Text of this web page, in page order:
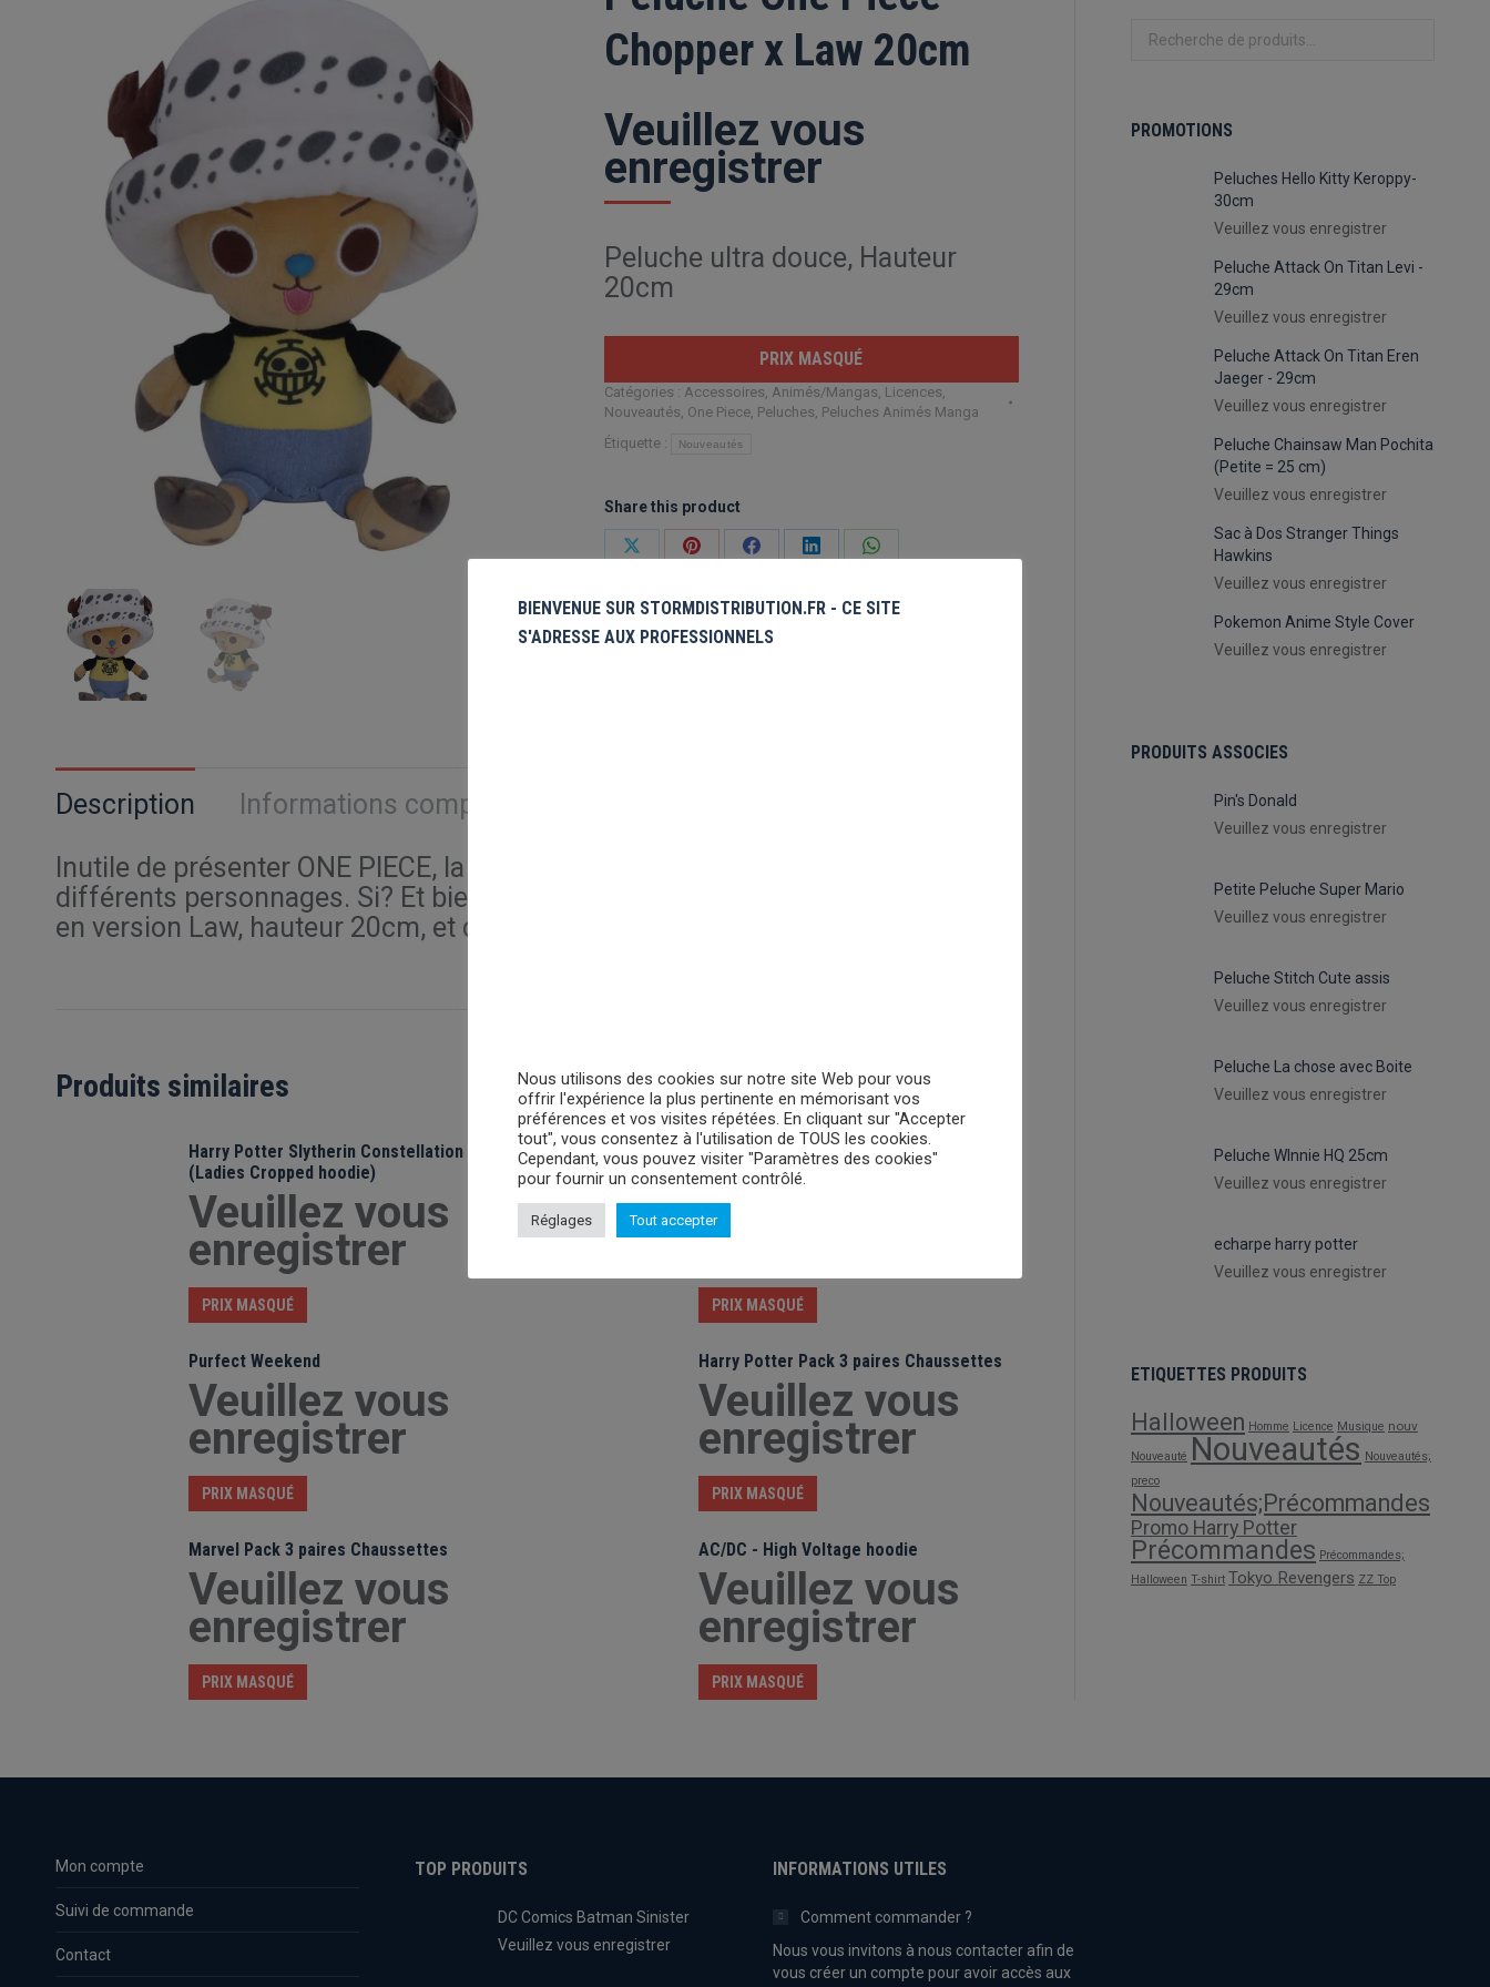
Chopper x Law 20cm
Veuillez vous
enregistrer
Peluche ultra douce, Hauteur
20cm
PRIX MASQUÉ
Catégories : Accessoires, Animés/Mangas, Licences,
Nouveautés, One Piece, Peluches, Peluches Animés Manga
Étiquette :
Nouveautés
Share this product
Partager
X
Partager
Pinterest
Partager
Facebook
PartagerPartager
Description Informations complémentaires
Inutile de présenter ONE PIECE, la licence star du manga, ainsi que ses
différents personnages. Si? Et bien voici une peluche de du fameux Chopper,
en version Law, hauteur 20cm, et de très belle facture!
Produits similaires
Harry Potter Slytherin Constellation
(Ladies Cropped hoodie)
Veuillez vous
enregistrer
PRIX MASQUÉ
Harry Potter Gryffindor Constellation
(Cropped Sweat)
Veuillez vous
enregistrer
PRIX MASQUÉ
Purfect Weekend
Veuillez vous
enregistrer
PRIX MASQUÉ
Harry Potter Pack 3 paires Chaussettes
Veuillez vous
enregistrer
PRIX MASQUÉ
Marvel Pack 3 paires Chaussettes
Veuillez vous
enregistrer
PRIX MASQUÉ
AC/DC - High Voltage hoodie
Veuillez vous
enregistrer
PRIX MASQUÉ
PROMOTIONS
Peluches Hello Kitty Keroppy-
30cm
Veuillez vous enregistrer
Peluche Attack On Titan Levi -
29cm
Veuillez vous enregistrer
Peluche Attack On Titan Eren
Jaeger - 29cm
Veuillez vous enregistrer
Peluche Chainsaw Man Pochita
(Petite = 25 cm)
Veuillez vous enregistrer
Sac à Dos Stranger Things
Hawkins
Veuillez vous enregistrer
Pokemon Anime Style Cover
Veuillez vous enregistrer
PRODUITS ASSOCIES
Pin's Donald
Veuillez vous enregistrer
Petite Peluche Super Mario
Veuillez vous enregistrer
Peluche Stitch Cute assis
Veuillez vous enregistrer
Peluche La chose avec Boite
Veuillez vous enregistrer
Peluche WInnie HQ 25cm
Veuillez vous enregistrer
echarpe harry potter
Veuillez vous enregistrer
ETIQUETTES PRODUITS
Halloween Homme Licence Musique nouv
Nouveauté Nouveautés Nouveautés;
preco
Nouveautés;Précommandes
Promo Harry Potter
Précommandes Précommandes;
Halloween T-shirt Tokyo Revengers ZZ Top
Mon compte
Suivi de commande
Contact
TOP PRODUITS
DC Comics Batman Sinister
Veuillez vous enregistrer
INFORMATIONS UTILES
Comment commander ?
Nous vous invitons à nous contacter afin de
vous créer un compte pour avoir accès aux
BIENVENUE SUR STORMDISTRIBUTION.FR - CE SITE
S'ADRESSE AUX PROFESSIONNELS
Nous utilisons des cookies sur notre site Web pour vous
offrir l'expérience la plus pertinente en mémorisant vos
préférences et vos visites répétées. En cliquant sur "Accepter
tout", vous consentez à l'utilisation de TOUS les cookies.
Cependant, vous pouvez visiter "Paramètres des cookies"
pour fournir un consentement contrôlé.
Réglages Tout accepter